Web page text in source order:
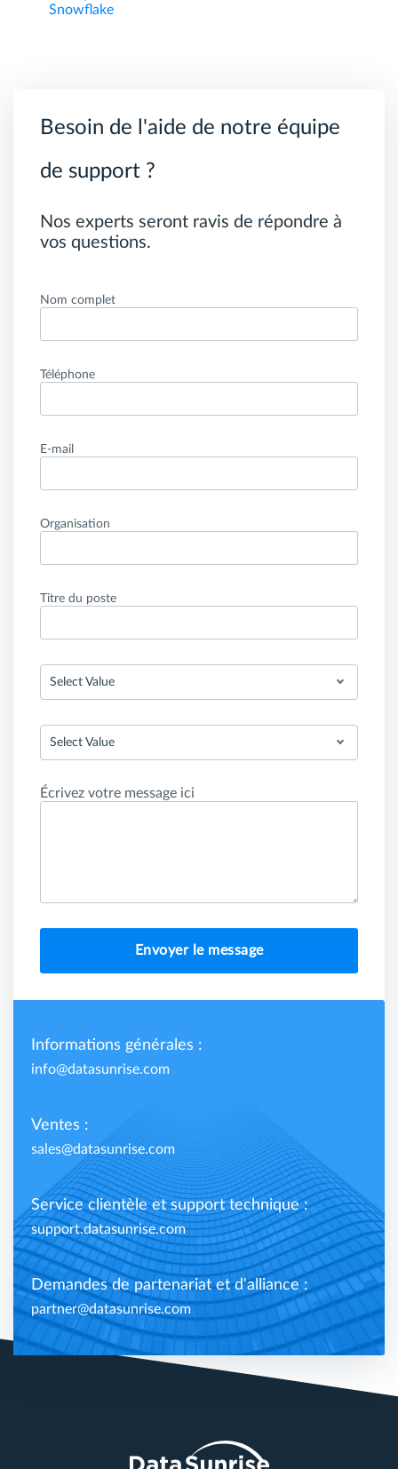
Snowflake
Besoin de l'aide de notre équipe
de support ?
Nos experts seront ravis de répondre à
vos questions.
Nom complet
Téléphone
E-mail
Organisation
Titre du poste
Select Value
Select Value
Écrivez votre message ici
Envoyer le message
Informations générales :
info@datasunrise.com
Ventes :
sales@datasunrise.com
Service clientèle et support technique :
support.datasunrise.com
Demandes de partenariat et d'alliance :
partner@datasunrise.com